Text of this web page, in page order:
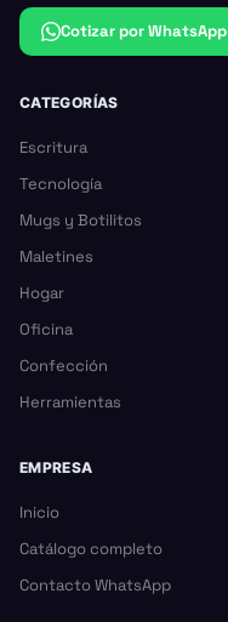
Cotizar por WhatsApp
CATEGORÍAS
Escritura
Tecnología
Mugs y Botilitos
Maletines
Hogar
Oficina
Confección
Herramientas
EMPRESA
Inicio
Catálogo completo
Contacto WhatsApp